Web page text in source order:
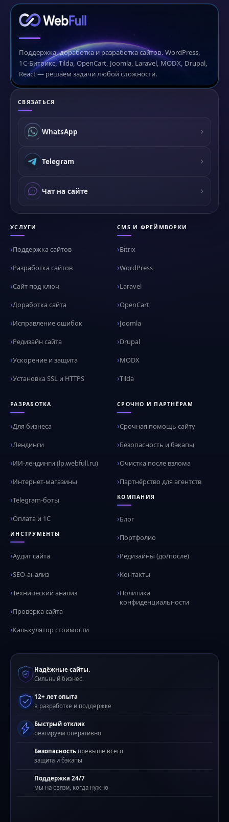
Поддержка, доработка и разработка сайтов. WordPress,
1С-Битрикс, Tilda, OpenCart, Joomla, Laravel, MODX, Drupal,
React — решаем задачи любой сложности.
СВЯЗАТЬСЯ
WhatsApp
Telegram
Чат на сайте
УСЛУГИ
Поддержка сайтов
Разработка сайтов
Сайт под ключ
Доработка сайта
Исправление ошибок
Редизайн сайта
Ускорение и защита
Установка SSL и HTTPS
CMS И ФРЕЙМВОРКИ
Bitrix
WordPress
Laravel
OpenCart
Joomla
Drupal
MODX
Tilda
РАЗРАБОТКА
Для бизнеса
Лендинги
ИИ-лендинги (lp.webfull.ru)
Интернет-магазины
Telegram-боты
Оплата и 1С
ИНСТРУМЕНТЫ
Аудит сайта
SEO-анализ
Технический анализ
Проверка сайта
Калькулятор стоимости
СРОЧНО И ПАРТНЁРАМ
Срочная помощь сайту
Безопасность и бэкапы
Очистка после взлома
Партнёрство для агентств
КОМПАНИЯ
Блог
Портфолио
Редизайны (до/после)
Контакты
Политика
конфиденциальности
Надёжные сайты.
Сильный бизнес.
12+ лет опыта
в разработке и поддержке
Быстрый отклик
реагируем оперативно
Безопасность превыше всего
защита и бэкапы
Поддержка 24/7
мы на связи, когда нужно